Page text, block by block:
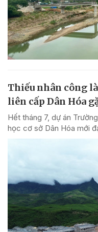
Thiếu nhân công
liên cấp Dân Hóa
Hết tháng 7, dự án
học cơ sở Dân Hóa mới